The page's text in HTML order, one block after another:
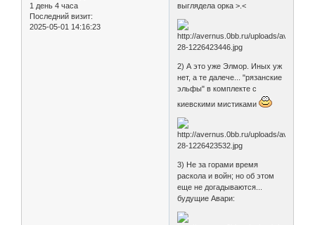
1 день 4 часа
Последний визит:
2025-05-01 14:16:23
выглядела орка >.<
2) А это уже Элмор. Иных уж
нет, а те далече... "рязанские
эльфы" в комплекте с
киевскими мистиками
3) Не за горами время
раскола и войн; но об этом
еще не догадываются...
будущие Авари: